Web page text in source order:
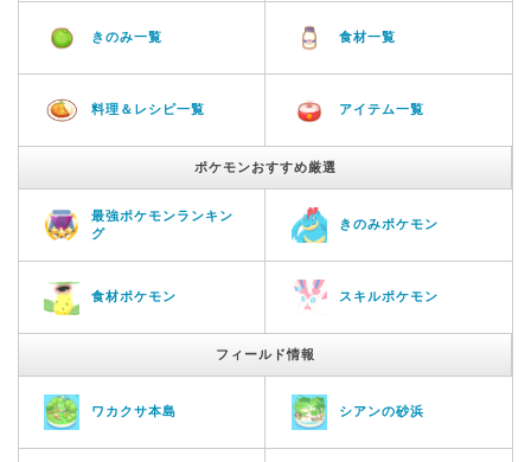
きのみ一覧 食材一覧
料理＆レシピ一覧 アイテム一覧
ポケモンおすすめ厳選
最強ポケモンランキン
グ
きのみポケモン
食材ポケモン スキルポケモン
フィールド情報
ワカクサ本島 シアンの砂浜